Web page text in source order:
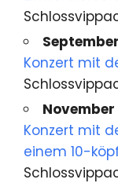
Konzert mit
November
Konzert mit
einem 10-